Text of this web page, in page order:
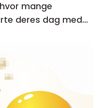
mange
deres dag med